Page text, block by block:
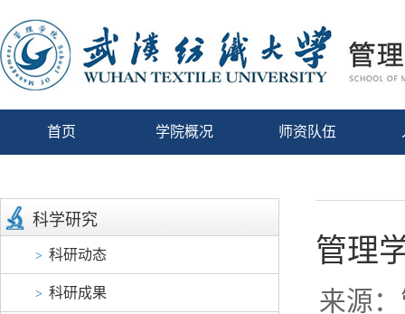
首页 学院概况 师资队伍
科学研究
> 科研动态
> 科研成果
管理
来源